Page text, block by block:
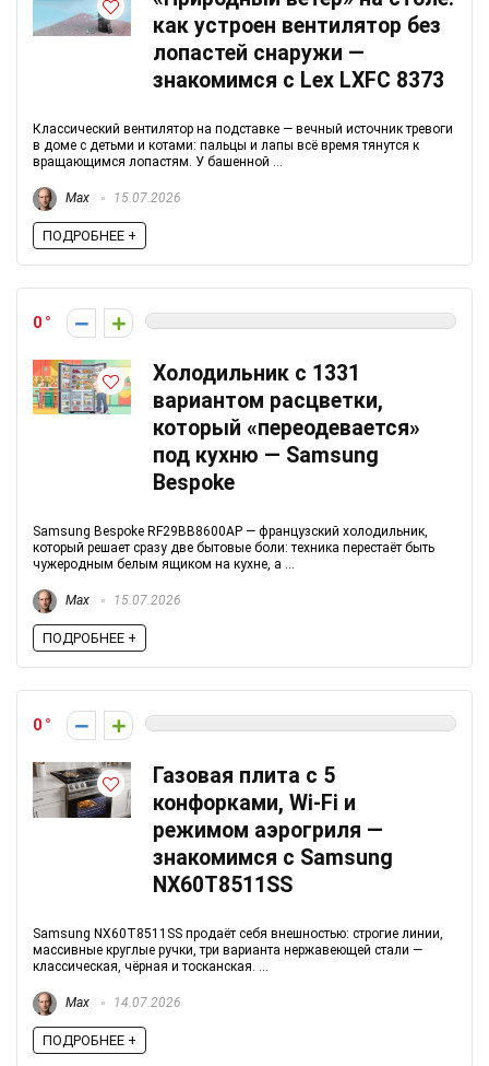
как устроен вентилятор без
лопастей снаружи —
знакомимся с Lex LXFC 8373
Классический вентилятор на подставке — вечный источник тревоги
в доме с детьми и котами: пальцы и лапы всё время тянутся к
вращающимся лопастям. У башенной ...
Max 15.07.2026
ПОДРОБНЕЕ +
0
Холодильник с 1331
вариантом расцветки,
который «переодевается»
под кухню — Samsung
Bespoke
Samsung Bespoke RF29BB8600AP — французский холодильник,
который решает сразу две бытовые боли: техника перестаёт быть
чужеродным белым ящиком на кухне, а ...
Max 15.07.2026
ПОДРОБНЕЕ +
0
Газовая плита с 5
конфорками, Wi-Fi и
режимом аэрогриля —
знакомимся с Samsung
NX60T8511SS
Samsung NX60T8511SS продаёт себя внешностью: строгие линии,
массивные круглые ручки, три варианта нержавеющей стали —
классическая, чёрная и тосканская. ...
Max 14.07.2026
ПОДРОБНЕЕ +